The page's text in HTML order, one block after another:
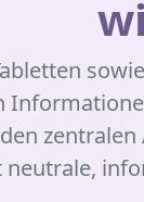
neutrale,